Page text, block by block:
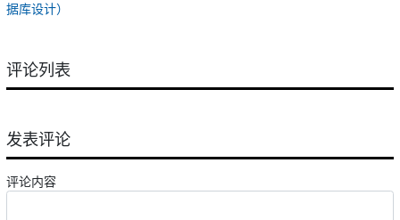
据库设计）
评论列表
发表评论
评论内容